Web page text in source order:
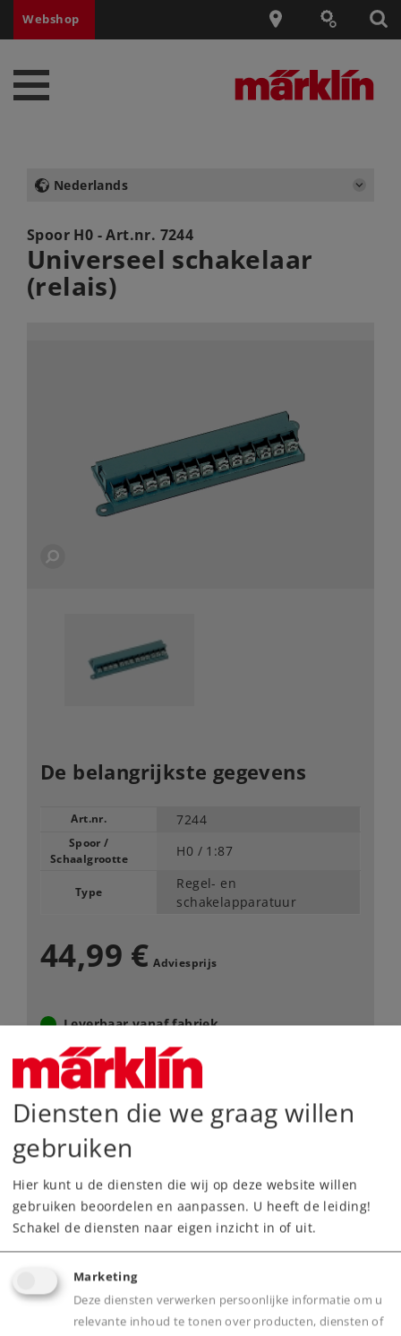
Webshop
Nederlands
Spoor H0 - Art.nr. 7244
Universeel schakelaar
(relais)
De belangrijkste gegevens
Art.nr. 7244
Spoor /
Schaalgrootte
H0 / 1:87
Type
Regel- en
schakelapparatuur
44,99 € Adviesprijs
Leverbaar vanaf fabriek.
Webwinkel
Dealer zoeken
Diensten die we graag willen
gebruiken
Hier kunt u de diensten die wij op deze website willen
gebruiken beoordelen en aanpassen. U heeft de leiding!
Schakel de diensten naar eigen inzicht in of uit.
Marketing
Deze diensten verwerken persoonlijke informatie om u
relevante inhoud te tonen over producten, diensten of